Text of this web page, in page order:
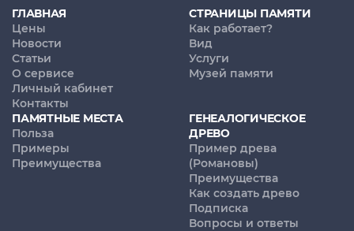
ГЛАВНАЯ
Цены
Новости
Статьи
О сервисе
Личный кабинет
Контакты
СТРАНИЦЫ ПАМЯТИ
Как работает?
Вид
Услуги
Музей памяти
ПАМЯТНЫЕ МЕСТА
Польза
Примеры
Преимущества
ГЕНЕАЛОГИЧЕСКОЕ
ДРЕВО
Пример древа
(Романовы)
Преимущества
Как создать древо
Подписка
Вопросы и ответы